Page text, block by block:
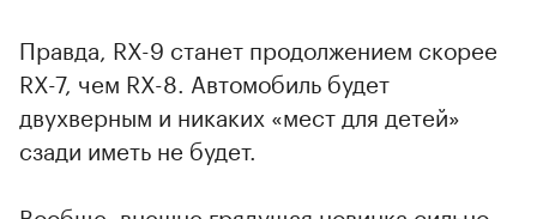
Правда, RX-9 станет продолжением скорее
RX-7, чем RX-8. Автомобиль будет
двухверным и никаких «мест для детей»
сзади иметь не будет.